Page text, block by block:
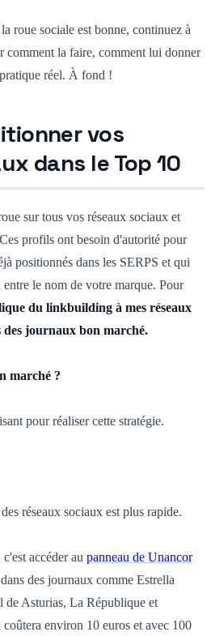
roue sociale est bonne, continuez à
comment la faire, comment lui donner
réel. À fond !
vos
dans le Top 10
sur tous vos réseaux sociaux et
profils ont besoin d'autorité pour
positionnés dans les SERPS et qui
le nom de votre marque. Pour
du linkbuilding à mes réseaux
des journaux bon marché.
marché ?
pour réaliser cette stratégie.
réseaux sociaux est plus rapide.
accéder au panneau de Unancor
des journaux comme Estrella
Asturias, La République et
environ 10 euros et avec 100